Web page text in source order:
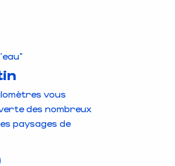
vous
des nombreux
paysages de